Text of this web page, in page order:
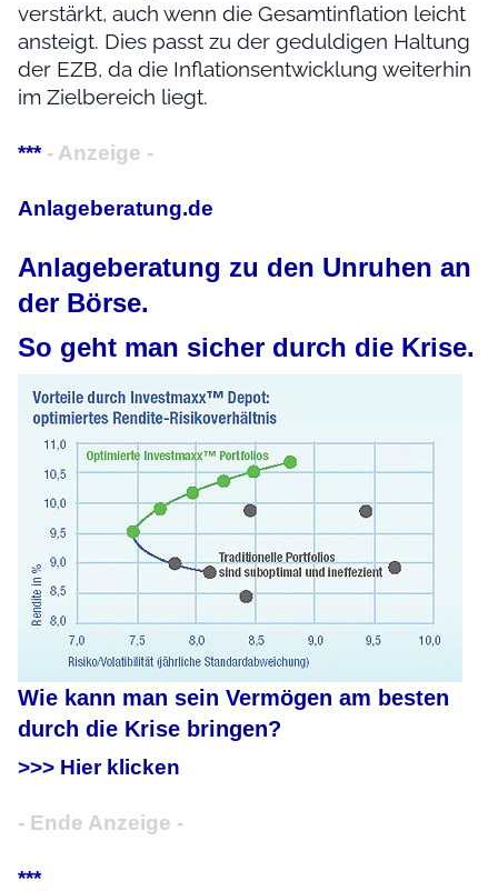
verstärkt, auch wenn die Gesamtinflation leicht
ansteigt. Dies passt zu der geduldigen Haltung
der EZB, da die Inflationsentwicklung weiterhin
im Zielbereich liegt.
*** - Anzeige -
Anlageberatung.de
Anlageberatung zu den Unruhen an
der Börse.
So geht man sicher durch die Krise.
Wie kann man sein Vermögen am besten
durch die Krise bringen?
>>> Hier klicken
- Ende Anzeige -
***